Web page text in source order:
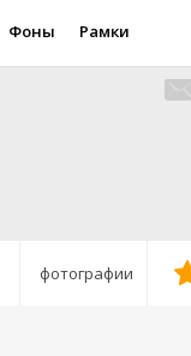
Фоны Рамки
фотографии